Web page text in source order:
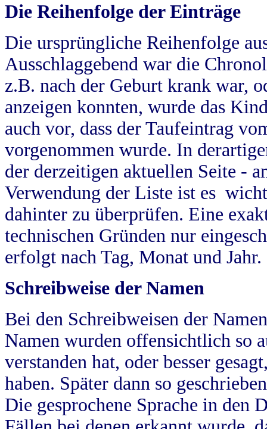
Die Reihenfolge der Einträge
Die ursprüngliche Reihenfolge
Ausschlaggebend war die
z.B. nach der Geburt krank war,
anzeigen konnten, wurde das
auch vor, dass der Taufeintrag
vorgenommen wurde. In
der derzeitigen aktuellen Seite -
Verwendung der Liste ist es
dahinter zu überprüfen. Eine
technischen Gründen nur
erfolgt nach Tag, Monat und Jahr.
Schreibweise der Namen
Bei den Schreibweisen der
Namen wurden offensichtlich so
verstanden hat, oder besser
haben. Später dann so
Die gesprochene Sprache in